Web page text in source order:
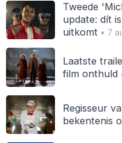
Tweede
update: dít
uitkomt • 7
Laatste
film onthuld
Regisseur
bekentenis